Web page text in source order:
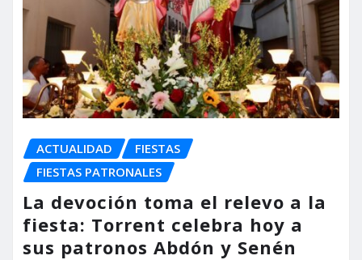
ACTUALIDAD
FIESTAS
FIESTAS PATRONALES
La devoción toma el relevo a la
fiesta: Torrent celebra hoy a
sus patronos Abdón y Senén